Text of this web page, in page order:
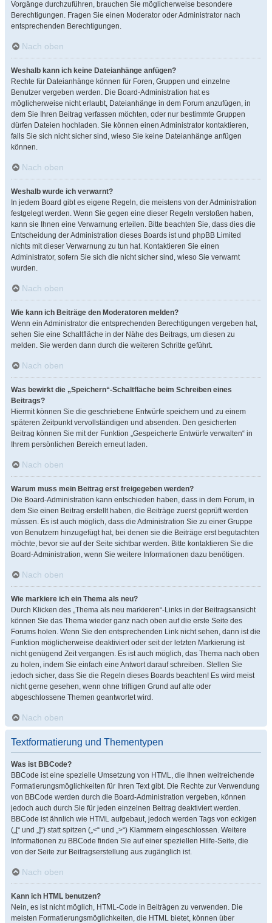
Vorgänge durchzuführen, brauchen Sie möglicherweise besondere
Berechtigungen. Fragen Sie einen Moderator oder Administrator nach
entsprechenden Berechtigungen.
Nach oben
Weshalb kann ich keine Dateianhänge anfügen?
Rechte für Dateianhänge können für Foren, Gruppen und einzelne
Benutzer vergeben werden. Die Board-Administration hat es
möglicherweise nicht erlaubt, Dateianhänge in dem Forum anzufügen, in
dem Sie Ihren Beitrag verfassen möchten, oder nur bestimmte Gruppen
dürfen Dateien hochladen. Sie können einen Administrator kontaktieren,
falls Sie sich nicht sicher sind, wieso Sie keine Dateianhänge anfügen
können.
Nach oben
Weshalb wurde ich verwarnt?
In jedem Board gibt es eigene Regeln, die meistens von der Administration
festgelegt werden. Wenn Sie gegen eine dieser Regeln verstoßen haben,
kann sie Ihnen eine Verwarnung erteilen. Bitte beachten Sie, dass dies die
Entscheidung der Administration dieses Boards ist und phpBB Limited
nichts mit dieser Verwarnung zu tun hat. Kontaktieren Sie einen
Administrator, sofern Sie sich die nicht sicher sind, wieso Sie verwarnt
wurden.
Nach oben
Wie kann ich Beiträge den Moderatoren melden?
Wenn ein Administrator die entsprechenden Berechtigungen vergeben hat,
sehen Sie eine Schaltfläche in der Nähe des Beitrags, um diesen zu
melden. Sie werden dann durch die weiteren Schritte geführt.
Nach oben
Was bewirkt die „Speichern“-Schaltfläche beim Schreiben eines
Beitrags?
Hiermit können Sie die geschriebene Entwürfe speichern und zu einem
späteren Zeitpunkt vervollständigen und absenden. Den gesicherten
Beitrag können Sie mit der Funktion „Gespeicherte Entwürfe verwalten“ in
Ihrem persönlichen Bereich erneut laden.
Nach oben
Warum muss mein Beitrag erst freigegeben werden?
Die Board-Administration kann entschieden haben, dass in dem Forum, in
dem Sie einen Beitrag erstellt haben, die Beiträge zuerst geprüft werden
müssen. Es ist auch möglich, dass die Administration Sie zu einer Gruppe
von Benutzern hinzugefügt hat, bei denen sie die Beiträge erst begutachten
möchte, bevor sie auf der Seite sichtbar werden. Bitte kontaktieren Sie die
Board-Administration, wenn Sie weitere Informationen dazu benötigen.
Nach oben
Wie markiere ich ein Thema als neu?
Durch Klicken des „Thema als neu markieren“-Links in der Beitragsansicht
können Sie das Thema wieder ganz nach oben auf die erste Seite des
Forums holen. Wenn Sie den entsprechenden Link nicht sehen, dann ist die
Funktion möglicherweise deaktiviert oder seit der letzten Markierung ist
nicht genügend Zeit vergangen. Es ist auch möglich, das Thema nach oben
zu holen, indem Sie einfach eine Antwort darauf schreiben. Stellen Sie
jedoch sicher, dass Sie die Regeln dieses Boards beachten! Es wird meist
nicht gerne gesehen, wenn ohne triftigen Grund auf alte oder
abgeschlossene Themen geantwortet wird.
Nach oben
Textformatierung und Thementypen
Was ist BBCode?
BBCode ist eine spezielle Umsetzung von HTML, die Ihnen weitreichende
Formatierungsmöglichkeiten für Ihren Text gibt. Die Rechte zur Verwendung
von BBCode werden durch die Board-Administration vergeben, können
jedoch auch durch Sie für jeden einzelnen Beitrag deaktiviert werden.
BBCode ist ähnlich wie HTML aufgebaut, jedoch werden Tags von eckigen
(„[“ und „]“) statt spitzen („<“ und „>“) Klammern eingeschlossen. Weitere
Informationen zu BBCode finden Sie auf einer speziellen Hilfe-Seite, die
von der Seite zur Beitragserstellung aus zugänglich ist.
Nach oben
Kann ich HTML benutzen?
Nein, es ist nicht möglich, HTML-Code in Beiträgen zu verwenden. Die
meisten Formatierungsmöglichkeiten, die HTML bietet, können über